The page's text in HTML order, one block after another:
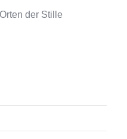
der Stille